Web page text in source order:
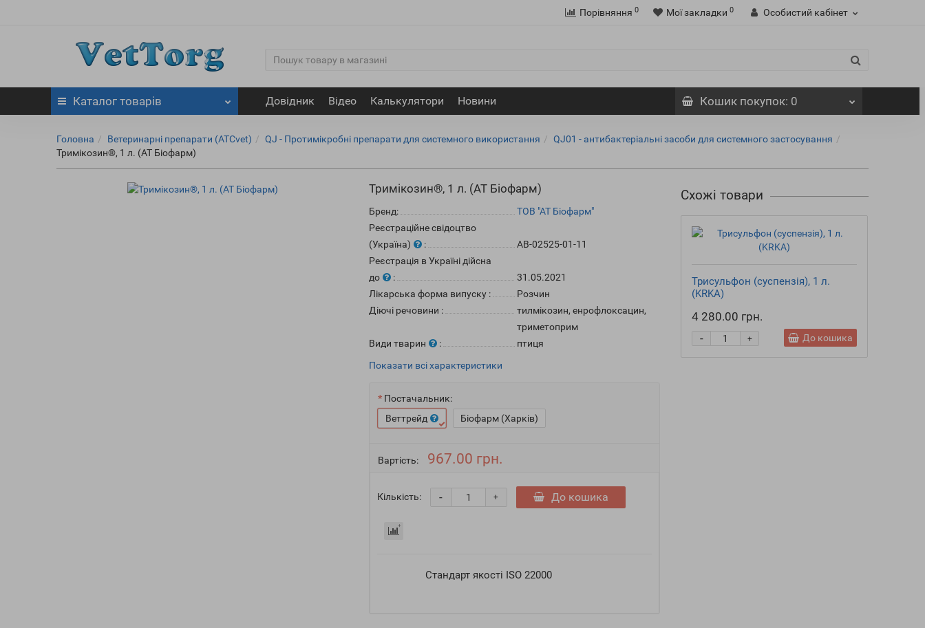
Порівняння 0 Мої закладки 0 Особистий кабінет
Каталогтоварів Довідник Відео Калькулятори Новини Кошикпокупок: 0
Головна Ветеринарні препарати (ATCvet) QJ - Протимікробні препарати для системного використання
QJ01 - антибактеріальні засоби для системного застосування
Тримікозин®, 1 л. (АТ Біофарм)
Тримікозин®, 1 л. (АТ Біофарм)
Бренд:
ТОВ "АТ Біофарм"
Реєстраційне свідоцтво
(Україна)
:
АВ-02525-01-11
Реєстрація в Україні дійсна
до
:
31.05.2021
Лікарська форма випуску :
Розчин
Діючі речовини :
тилмікозин, енрофлоксацин,
триметоприм
Види тварин
:
птиця
Показати всі характеристики
Постачальник:
Веттрейд
Біофарм (Харків)
Вартість: 967.00 грн.
Кількість: +
- До кошика
Стандарт якості ISO 22000
Схожі товари
Трисульфон (суспензія), 1 л.
(KRKA)
4 280.00 грн.
+
- До кошика